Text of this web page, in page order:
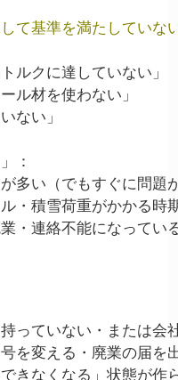
て基準を満たしていな
ルクに達していない」
ル材を使わない」
ない」
：
多い（でもすぐに問題
・積雪荷重がかかる時
っていない・または会
を変える・廃業の届を
きなくなる」状態が作